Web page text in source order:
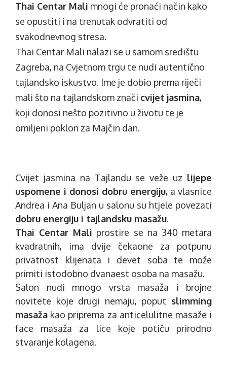
Thai Centar Mali mnogi će pronaći način kako
se opustiti i na trenutak odvratiti od
svakodnevnog stresa.
Thai Centar Mali nalazi se u samom središtu
Zagreba, na Cvjetnom trgu te nudi autentično
tajlandsko iskustvo. Ime je dobio prema riječi
mali što na tajlandskom znači cvijet jasmina,
koji donosi nešto pozitivno u životu te je
omiljeni poklon za Majčin dan.
Cvijet jasmina na Tajlandu se veže uz lijepe
uspomene i donosi dobru energiju, a vlasnice
Andrea i Ana Buljan u salonu su htjele povezati
dobru energiju i tajlandsku masažu.
Thai Centar Mali prostire se na 340 metara
kvadratnih, ima dvije čekaone za potpunu
privatnost klijenata i devet soba te može
primiti istodobno dvanaest osoba na masažu.
Salon nudi mnogo vrsta masaža i brojne
novitete koje drugi nemaju, poput slimming
masaža kao priprema za anticelulitne masaže i
face masaža za lice koje potiču prirodno
stvaranje kolagena.